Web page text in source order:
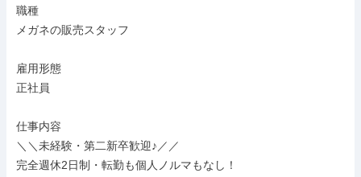
職種
メガネの販売スタッフ
雇用形態
正社員
仕事内容
＼＼未経験・第二新卒歓迎♪／／
完全週休2日制・転勤も個人ノルマもなし！